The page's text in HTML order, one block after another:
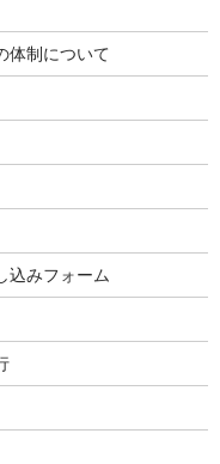
体制について
込みフォーム